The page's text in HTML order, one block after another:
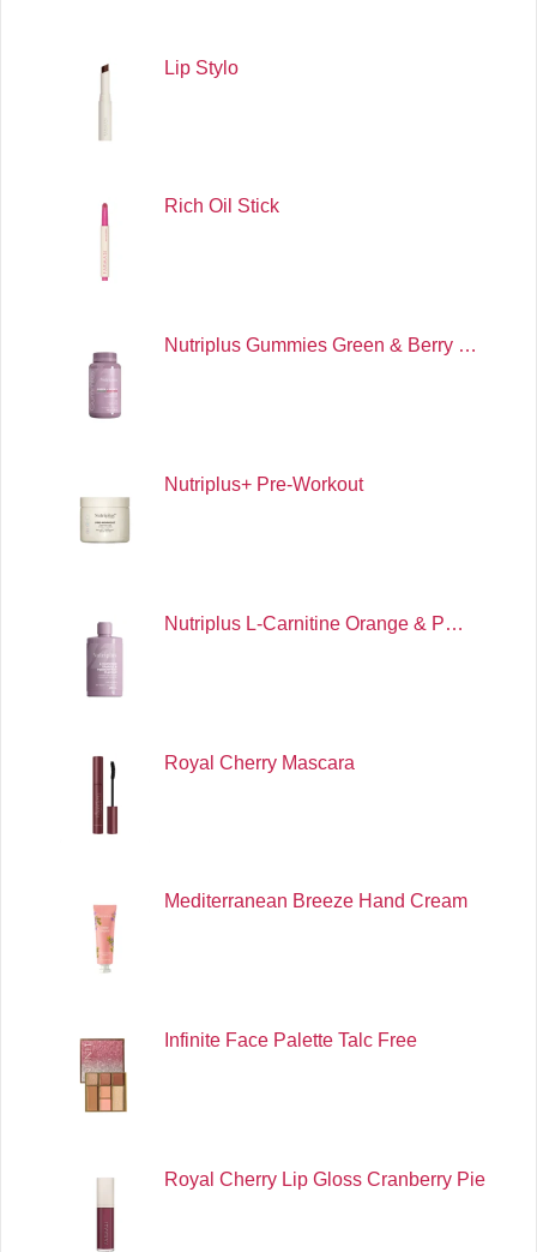
Lip Stylo
Rich Oil Stick
Nutriplus Gummies Green & Berry …
Nutriplus+ Pre-Workout
Nutriplus L-Carnitine Orange & P…
Royal Cherry Mascara
Mediterranean Breeze Hand Cream
Infinite Face Palette Talc Free
Royal Cherry Lip Gloss Cranberry Pie